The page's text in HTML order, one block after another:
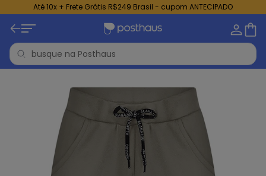
Até 10x + Frete Grátis R$249 Brasil - cupom ANTECIPADO